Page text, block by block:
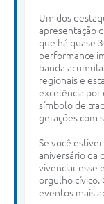
Um dos
apresentação
que há quase
performance
banda
regionais e
excelência por
símbolo de
gerações com
Se você
aniversário da
vivenciar esse
orgulho cívico.
eventos mais